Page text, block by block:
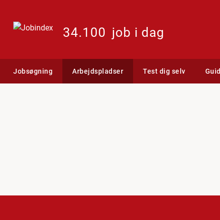
34.100 job i dag
Jobsøgning Arbejdspladser Test dig selv